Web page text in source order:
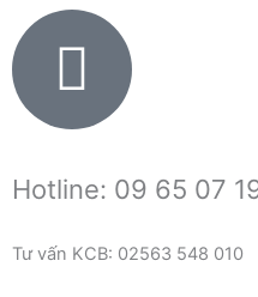
Hotline: 09 65 07
Tư vấn KCB: 02563 548 010